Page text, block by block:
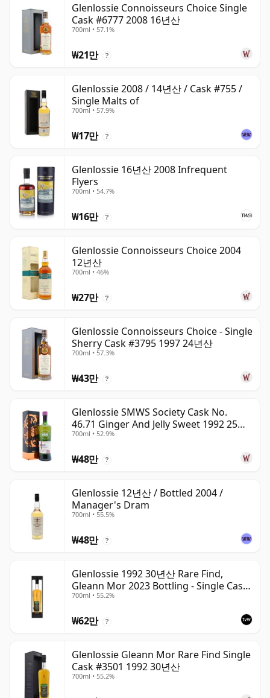
Glenlossie Connoisseurs Choice Single
Cask #6777 2008 16년산
700ml • 57.1%
₩21만 ?
Glenlossie 2008 / 14년산 / Cask #755 /
Single Malts of
700ml • 57.9%
₩17만 ?
Glenlossie 16년산 2008 Infrequent
Flyers
700ml • 54.7%
₩16만 ?
Glenlossie Connoisseurs Choice 2004
12년산
700ml • 46%
₩27만 ?
Glenlossie Connoisseurs Choice - Single
Sherry Cask #3795 1997 24년산
700ml • 57.3%
₩43만 ?
Glenlossie SMWS Society Cask No.
46.71 Ginger And Jelly Sweet 1992 25년
산
700ml • 52.9%
₩48만 ?
Glenlossie 12년산 / Bottled 2004 /
Manager's Dram
700ml • 55.5%
₩48만 ?
Glenlossie 1992 30년산 Rare Find,
Gleann Mor 2023 Bottling - Single Cask
3501
700ml • 55.2%
₩62만 ?
Glenlossie Gleann Mor Rare Find Single
Cask #3501 1992 30년산
700ml • 55.2%